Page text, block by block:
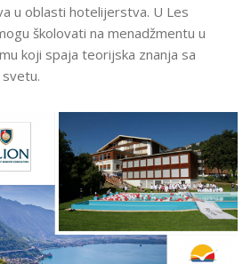
u oblasti hotelijerstva. U Les
školovati na menadžmentu u
koji spaja teorijska znanja sa